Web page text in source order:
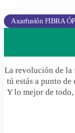
Axarfusión FIBRA
La revolución de la
tú estás a punto
Y lo mejor de